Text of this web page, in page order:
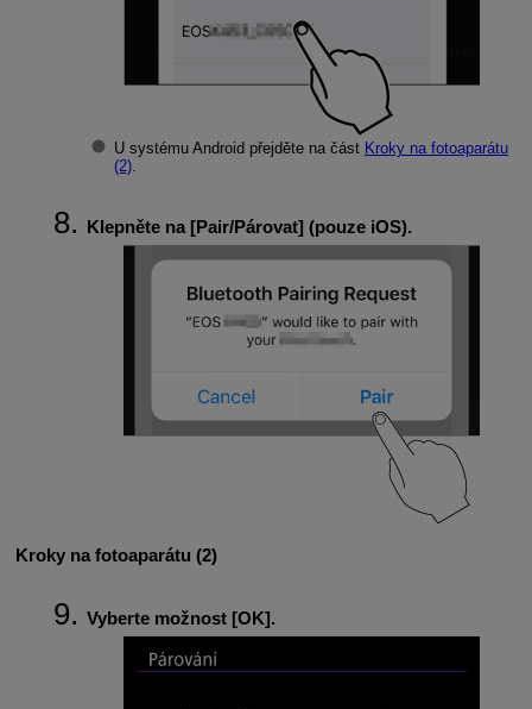
U systému Android přejděte na část Kroky na fotoaparátu
(2).
Klepněte na [Pair/Párovat] (pouze iOS).
Kroky na fotoaparátu (2)
Vyberte možnost [OK].